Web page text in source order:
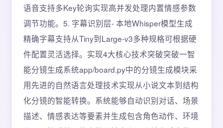
语音支持多Key轮询实现高并发处理内置情感参数
调节功能。5. 字幕识别层- 本地Whisper模型生成
精确字幕支持从Tiny到Large-v3多种规格可根据硬
件配置灵活选择。实现4大核心技术突破突破一智
能分镜生成系统app/board.py中的分镜生成模块采
用先进的自然语言处理技术实现从小说文本到结构
化分镜的智能转换。系统能够自动识别对话、场景
描述、情感表达等要素并生成包含角色动作、环境